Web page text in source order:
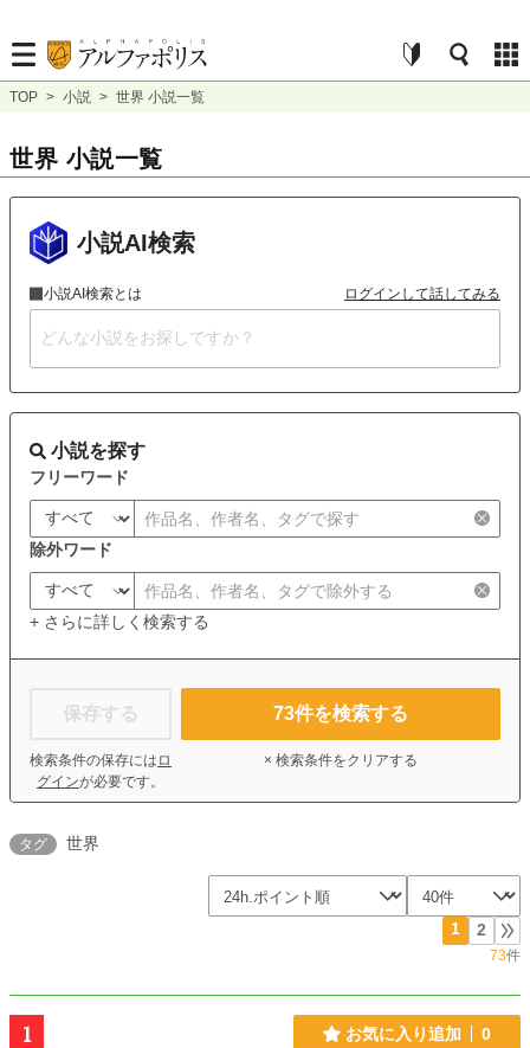
TOP > 小説 > 世界 小説一覧
世界 小説一覧
小説AI検索
小説AI検索とは ログインして話してみる
小説を探す
フリーワード
除外ワード
+ さらに詳しく検索する
保存する
検索条件の保存には ロ
グインが必要です。
73件を検索する
× 検索条件をクリアする
タグ 世界
1 2
73件
1 お気に入り追加 0